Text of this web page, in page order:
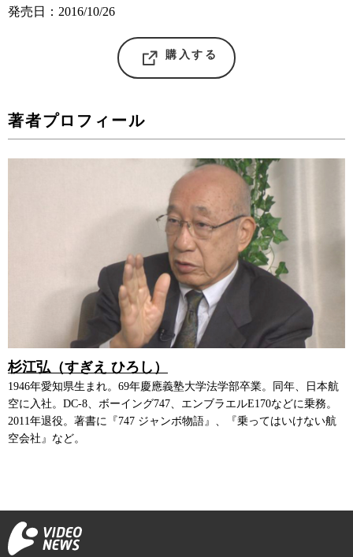
発売日：2016/10/26
購入する
著者プロフィール
杉江弘（すぎえ ひろし）
1946年愛知県生まれ。69年慶應義塾大学法学部卒業。同年、日本航
空に入社。DC-8、ボーイング747、エンブラエルE170などに乗務。
2011年退役。著書に『747 ジャンボ物語』、『乗ってはいけない航
空会社』など。